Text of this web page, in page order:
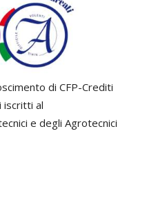
di CFP-Crediti
iscritti al
e degli Agrotecnici